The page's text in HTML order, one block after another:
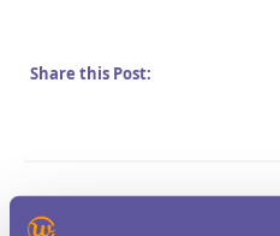
Share this Post: